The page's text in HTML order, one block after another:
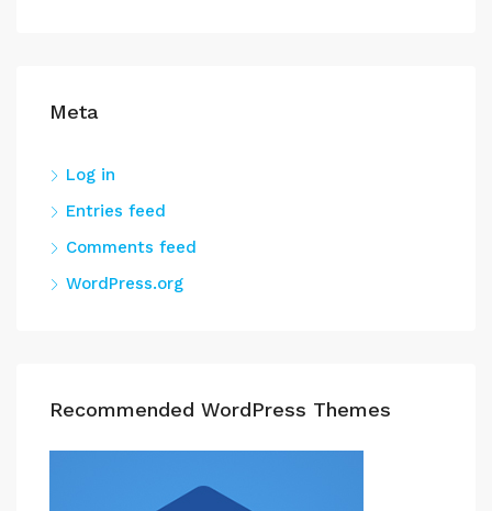
Meta
Log in
Entries feed
Comments feed
WordPress.org
Recommended WordPress Themes